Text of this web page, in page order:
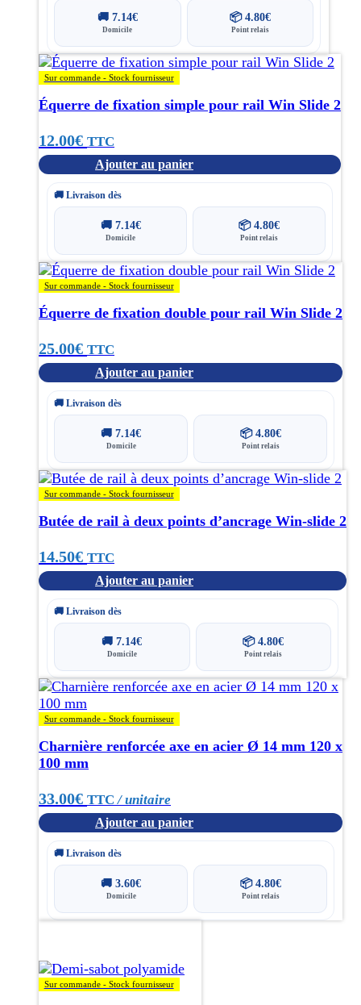
🚚 7.14€
Domicile
📦 4.80€
Point relais
Sur commande - Stock fournisseur
Équerre de fixation simple pour rail Win Slide 2
12.00€ TTC
Ajouter au panier
🚚 Livraison dès
🚚 7.14€
Domicile
📦 4.80€
Point relais
Sur commande - Stock fournisseur
Équerre de fixation double pour rail Win Slide 2
25.00€ TTC
Ajouter au panier
🚚 Livraison dès
🚚 7.14€
Domicile
📦 4.80€
Point relais
Sur commande - Stock fournisseur
Butée de rail à deux points d’ancrage Win-slide 2
14.50€ TTC
Ajouter au panier
🚚 Livraison dès
🚚7.14€
Domicile
📦4.80€
Point relais
Sur commande - Stock fournisseur
Charnière renforcée axe en acier Ø 14 mm 120 x
100 mm
33.00€ TTC / unitaire
Ajouter au panier
🚚 Livraison dès
🚚3.60€
Domicile
📦 4.80€
Point relais
Sur commande - Stock fournisseur